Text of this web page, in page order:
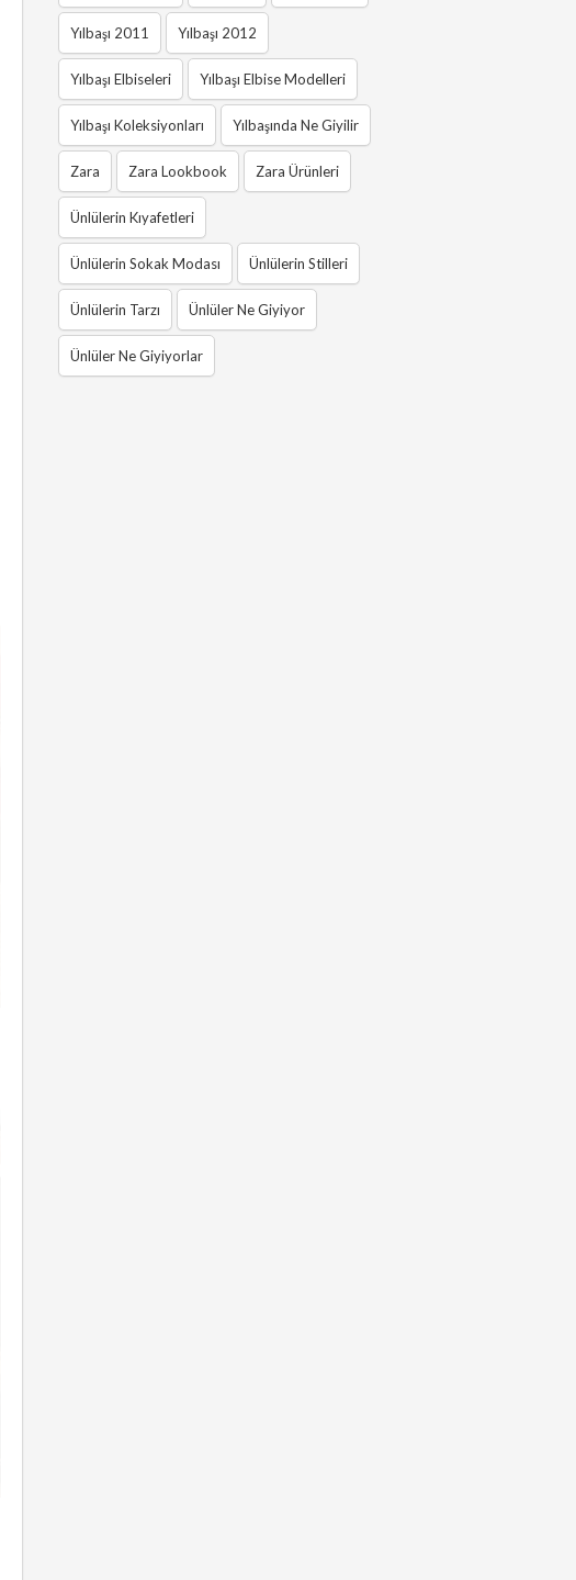
Yılbaşı 2011 Yılbaşı 2012
Yılbaşı Elbiseleri Yılbaşı Elbise Modelleri
Yılbaşı Koleksiyonları Yılbaşında Ne Giyilir
Zara Zara Lookbook Zara Ürünleri
Ünlülerin Kıyafetleri
Ünlülerin Sokak Modası Ünlülerin Stilleri
Ünlülerin Tarzı Ünlüler Ne Giyiyor
Ünlüler Ne Giyiyorlar